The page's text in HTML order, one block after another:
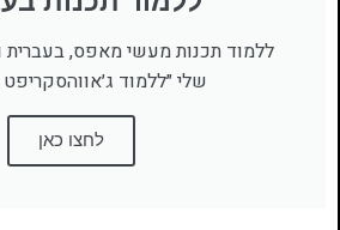
ללמוד תכנות מעשי מאפס,
שלי ״ללמוד
לחצו כאן